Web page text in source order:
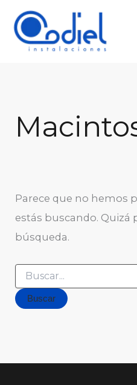
contenido
Parece que no hemos
estás buscando. Quizá
búsqueda.
por: